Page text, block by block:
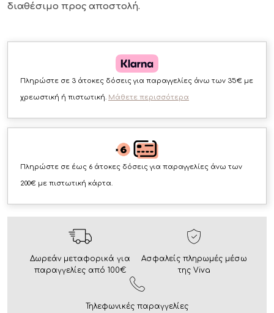
διαθέσιμο προς αποστολή.
Πληρώστε σε 3 άτοκες δόσεις για παραγγελίες άνω των 35€ με
χρεωστική ή πιστωτική. Μάθετε περισσότερα
Πληρώστε σε έως 6 άτοκες δόσεις για παραγγελίες άνω των
200€ με πιστωτική κάρτα.
Δωρεάν μεταφορικά για
παραγγελίες από 100€
Ασφαλείς πληρωμές μέσω
της Viva
Τηλεφωνικές παραγγελίες